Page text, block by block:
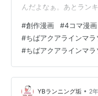
んだよなぁ。あとラン
とないんだけど、これ
なんだろうかね…？ 次
ソンへ参戦します！マ
加したいな～（遠い目
ックでＹＢへ清き１票
参加中創作家…
#創作漫画 #4コマ漫画
#ちばアクアラインマラ
#ちばアクアラインマラ
YBランニング垢 • 2